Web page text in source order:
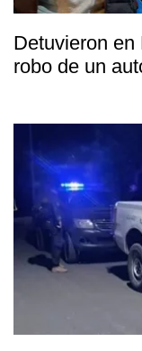
Detuvieron en
robo de un